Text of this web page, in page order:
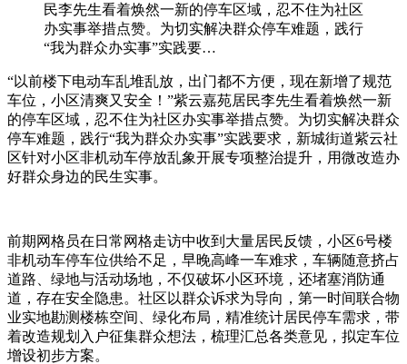
民李先生看着焕然一新的停车区域，忍不住为社区
办实事举措点赞。为切实解决群众停车难题，践行
“我为群众办实事”实践要…
“以前楼下电动车乱堆乱放，出门都不方便，现在新增了规范
车位，小区清爽又安全！”紫云嘉苑居民李先生看着焕然一新
的停车区域，忍不住为社区办实事举措点赞。为切实解决群众
停车难题，践行“我为群众办实事”实践要求，新城街道紫云社
区针对小区非机动车停放乱象开展专项整治提升，用微改造办
好群众身边的民生实事。
前期网格员在日常网格走访中收到大量居民反馈，小区6号楼
非机动车停车位供给不足，早晚高峰一车难求，车辆随意挤占
道路、绿地与活动场地，不仅破坏小区环境，还堵塞消防通
道，存在安全隐患。社区以群众诉求为导向，第一时间联合物
业实地勘测楼栋空间、绿化布局，精准统计居民停车需求，带
着改造规划入户征集群众想法，梳理汇总各类意见，拟定车位
增设初步方案。